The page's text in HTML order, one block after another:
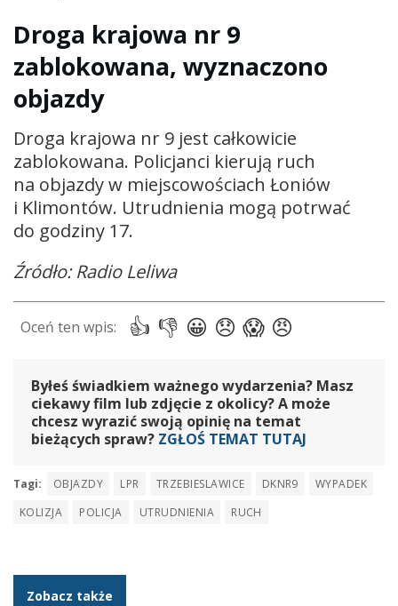
Droga krajowa nr 9
zablokowana, wyznaczono
objazdy
Droga krajowa nr 9 jest całkowicie
zablokowana. Policjanci kierują ruch
na objazdy w miejscowościach Łoniów
i Klimontów. Utrudnienia mogą potrwać
do godziny 17.
Źródło: Radio Leliwa
Byłeś świadkiem ważnego wydarzenia? Masz
ciekawy film lub zdjęcie z okolicy? A może
chcesz wyrazić swoją opinię na temat
bieżących spraw? ZGŁOŚ TEMAT TUTAJ
Tagi: OBJAZDY LPR TRZEBIESLAWICE DKNR9
WYPADEK
KOLIZJA
POLICJA UTRUDNIENIA RUCH
Zobacz także